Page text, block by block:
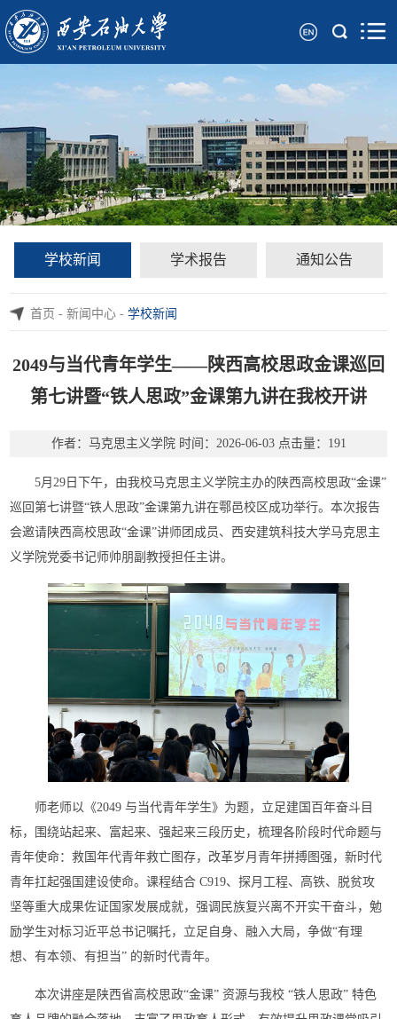
学校新闻 学术报告 通知公告
首页-新闻中心-学校新闻
2049与当代青年学生——陕西高校思政金课巡回
第七讲暨“铁人思政”金课第九讲在我校开讲
作者：马克思主义学院 时间：2026-06-03 点击量： 191
5月29日下午，由我校马克思主义学院主办的陕西高校思政“金课”
巡回第七讲暨“铁人思政”金课第九讲在鄠邑校区成功举行。本次报告
会邀请陕西高校思政“金课”讲师团成员、西安建筑科技大学马克思主
义学院党委书记师帅朋副教授担任主讲。
师老师以《2049 与当代青年学生》为题，立足建国百年奋斗目
标，围绕站起来、富起来、强起来三段历史，梳理各阶段时代命题与
青年使命：救国年代青年救亡图存，改革岁月青年拼搏图强，新时代
青年扛起强国建设使命。课程结合 C919、探月工程、高铁、脱贫攻
坚等重大成果佐证国家发展成就，强调民族复兴离不开实干奋斗，勉
励学生对标习近平总书记嘱托，立足自身、融入大局，争做“有理
想、有本领、有担当” 的新时代青年。
本次讲座是陕西省高校思政“金课” 资源与我校 “铁人思政” 特色